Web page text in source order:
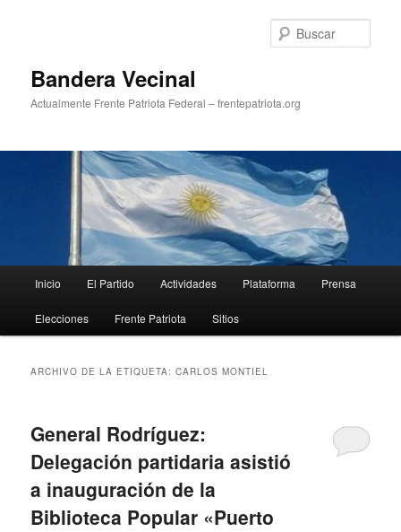
Bandera Vecinal
Actualmente Frente Patriota Federal – frentepatriota.org
principal
Inicio El Partido Actividades Plataforma Prensa
Elecciones Frente Patriota Sitios
ARCHIVO DE LA ETIQUETA:CARLOS MONTIEL
General Rodríguez:
Delegación partidaria asistió
a inauguración de la
Biblioteca Popular «Puerto